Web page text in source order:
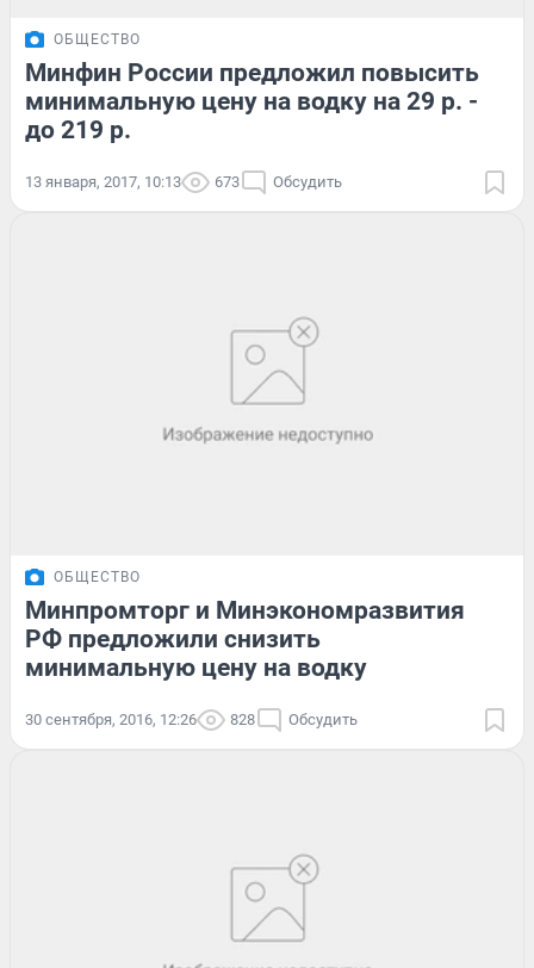
ОБЩЕСТВО
Минфин России предложил повысить
минимальную цену на водку на 29 р. -
до 219 р.
13 января, 2017, 10:13 673 Обсудить
ОБЩЕСТВО
Минпромторг и Минэкономразвития
РФ предложили снизить
минимальную цену на водку
30 сентября, 2016, 12:26 828 Обсудить